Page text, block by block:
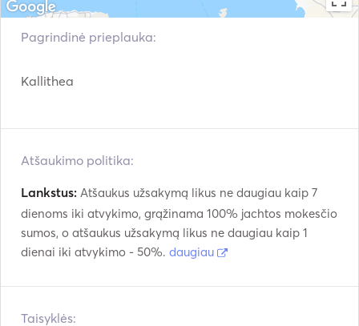
Pagrindinė prieplauka:
Kallithea
Atšaukimo politika:
Lankstus: Atšaukus užsakymą likus ne daugiau kaip 7
dienoms iki atvykimo, grąžinama 100% jachtos mokesčio
sumos, o atšaukus užsakymą likus ne daugiau kaip 1
dienai iki atvykimo - 50%. daugiau
Taisyklės: